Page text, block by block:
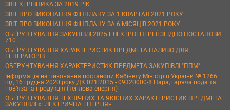
ЗВІТ КЕРІВНИКА ЗА 2019 РІК
ЗВІТ ПРО ВИКОНАННЯ ФІНПЛАНУ ЗА 1 КВАРТАЛ 2021 РОКУ
ЗВІТ ПРО ВИКОНАННЯ ФІНПЛАНУ ЗА 6 МІСЯЦІВ 2021 РОКУ
ОБҐРУНТУВАННЯ ЗАКУПІВЛІ 2025 ЕЛЕКТРОЕНЕРГІЇ ЗГІДНО ПОСТАНОВИ
710
ОБҐРУНТУВАННЯ ХАРАКТЕРИСТИК ПРЕДМЕТА ПАЛИВО ДЛЯ
ГЕНЕРАТОРІВ
ОБҐРУНТУВАННЯ ХАРАКТЕРИСТИК ПРЕДМЕТА ЗАКУПІВЛІ "ППМ"
Інформація на виконання постанови Кабінету Міністрів України № 1266
від 16 грудня 2020 року ДК 021:2015 - 09320000-8 Пара, гаряча вода та
пов’язана продукція (теплова енергія)
ОБҐРУНТУВАННЯ ТЕХНІЧНИХ ТА ЯКІСНИХ ХАРАКТЕРИСТИК ПРЕДМЕТА
ЗАКУПІВЛІ «ЕЛЕКТРИЧНА ЕНЕРГІЯ»